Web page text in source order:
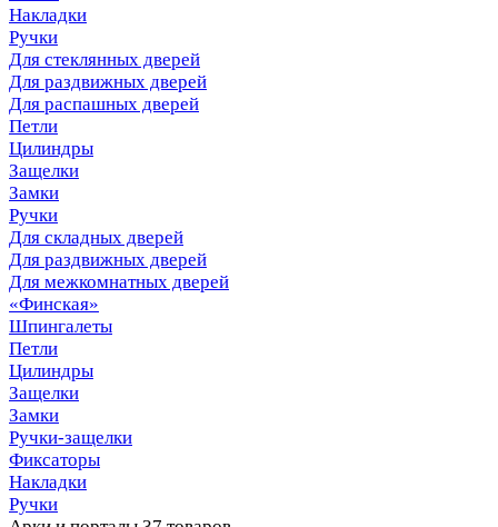
Накладки
Ручки
Для стеклянных дверей
Для раздвижных дверей
Для распашных дверей
Петли
Цилиндры
Защелки
Замки
Ручки
Для складных дверей
Для раздвижных дверей
Для межкомнатных дверей
«Финская»
Шпингалеты
Петли
Цилиндры
Защелки
Замки
Ручки-защелки
Фиксаторы
Накладки
Ручки